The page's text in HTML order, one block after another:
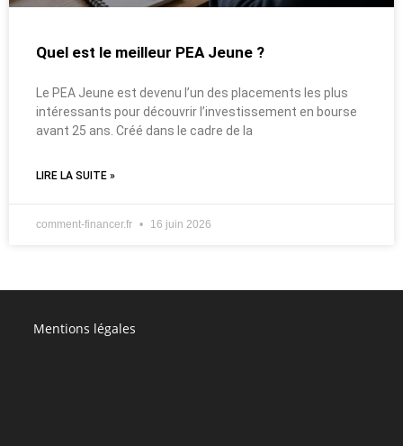
Quel est le meilleur PEA Jeune ?
Le PEA Jeune est devenu l’un des placements les plus
intéressants pour découvrir l’investissement en bourse
avant 25 ans. Créé dans le cadre de la
LIRE LA SUITE »
comment-financer.fr 16 juin 2026
Mentions légales